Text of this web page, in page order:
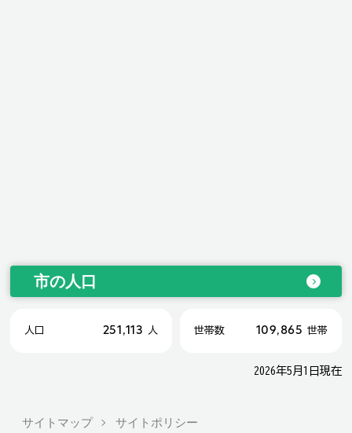
市の人口
人口 251,113 人 世帯数 109,865 世帯
2026年5月1日現在
サイトマップ サイトポリシー